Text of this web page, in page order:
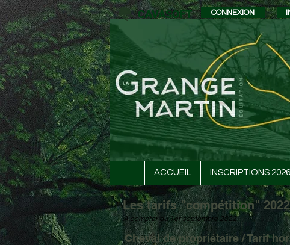
CAVASOFT CONNEXION
ACCUEIL INSCRIPTIONS
Les tarifs "compétition"
A compter du 1er septembre 2022
Cheval de propriétaire / Tarif